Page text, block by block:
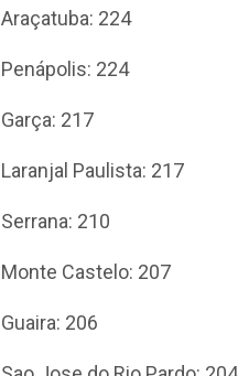
Araçatuba: 224
Penápolis: 224
Garça: 217
Laranjal Paulista: 217
Serrana: 210
Monte Castelo: 207
Guaira: 206